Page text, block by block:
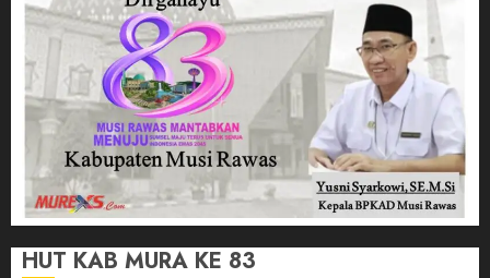
HUT KAB MURA KE 83